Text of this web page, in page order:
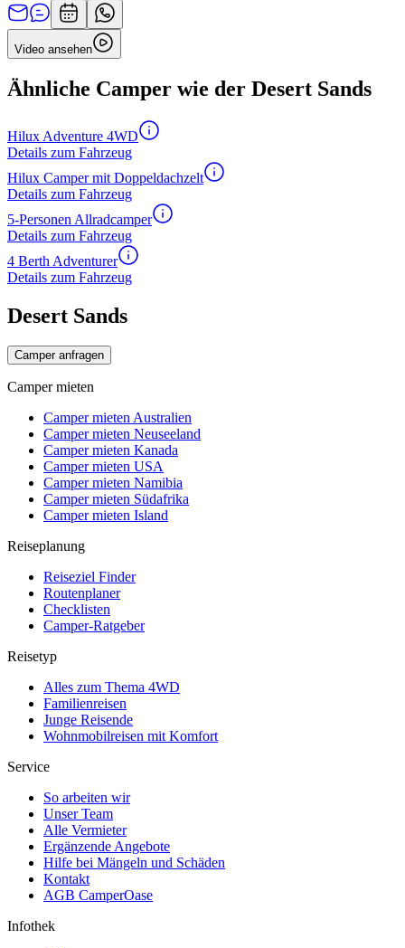
Video ansehen
Ähnliche Camper wie der Desert Sands
Hilux Adventure 4WD
Details zum Fahrzeug
Hilux Camper mit Doppeldachzelt
Details zum Fahrzeug
5-Personen Allradcamper
Details zum Fahrzeug
4 Berth Adventurer
Details zum Fahrzeug
Desert Sands
Camper anfragen
Camper mieten
Camper mieten Australien
Camper mieten Neuseeland
Camper mieten Kanada
Camper mieten USA
Camper mieten Namibia
Camper mieten Südafrika
Camper mieten Island
Reiseplanung
Reiseziel Finder
Routenplaner
Checklisten
Camper-Ratgeber
Reisetyp
Alles zum Thema 4WD
Familienreisen
Junge Reisende
Wohnmobilreisen mit Komfort
Service
So arbeiten wir
Unser Team
Alle Vermieter
Ergänzende Angebote
Hilfe bei Mängeln und Schäden
Kontakt
AGB CamperOase
Infothek